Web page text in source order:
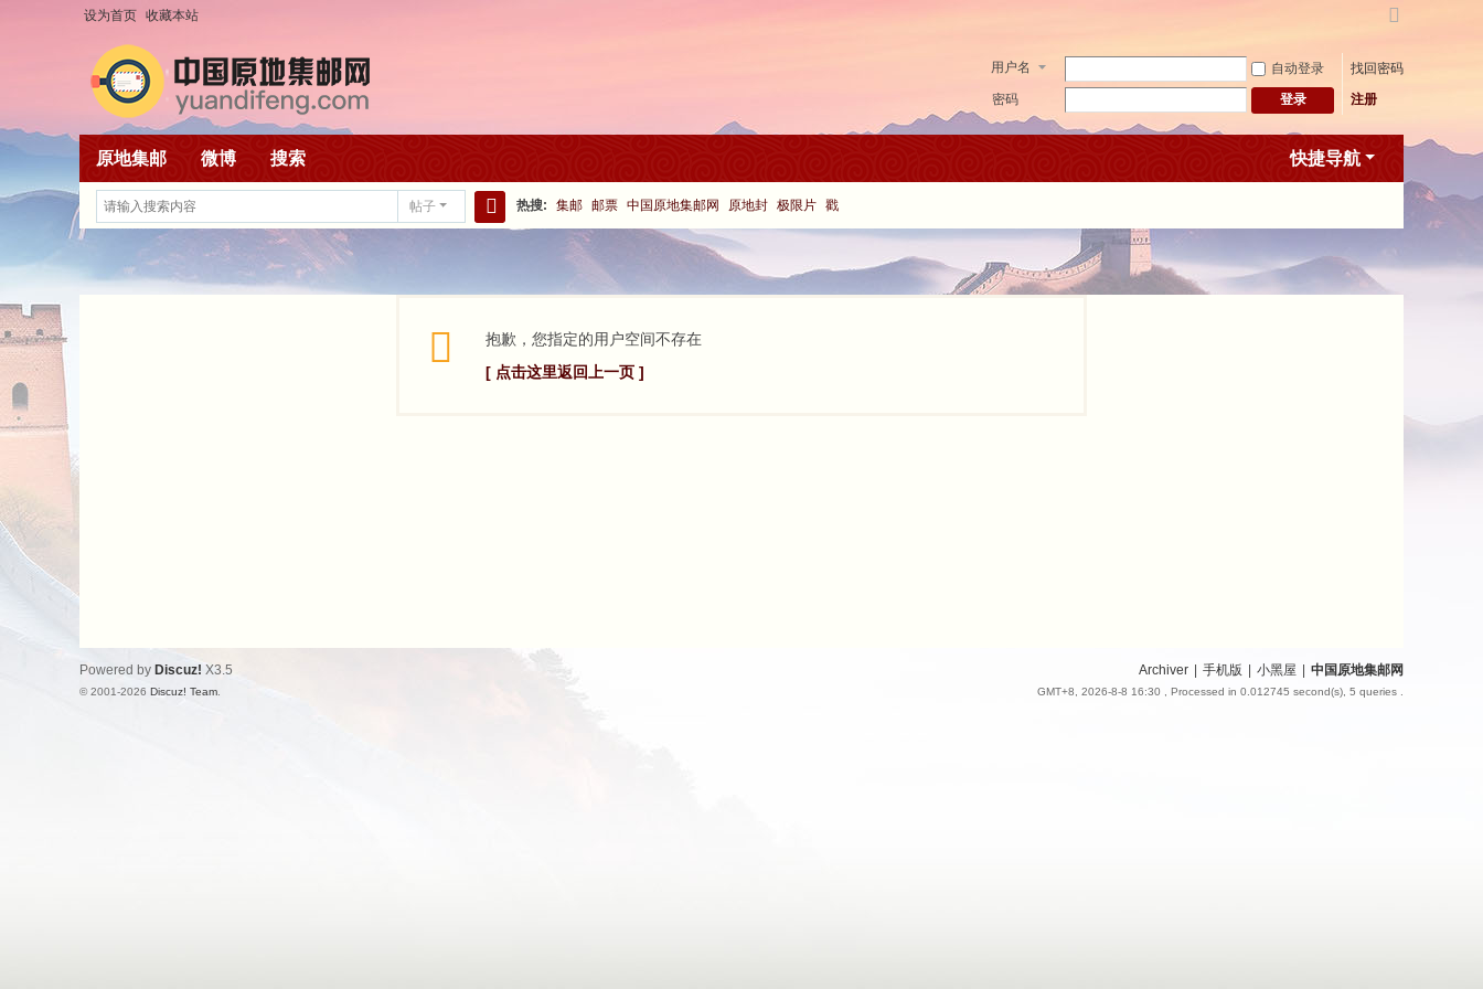
设为首页 收藏本站
到
用户名 自动登录
找回密码
密码
登录 注册
快捷导航
原地集邮 微博 搜索
帖子 热搜: 集邮 邮票 中国原地集邮网 原地封 极限片 戳
抱歉，您指定的用户空间不存在
[ 点击这里返回上一页 ]
Archiver 手机版 小黑屋 中国原地集邮网
GMT+8, 2026-8-8 16:30 , Processed in 0.012745 second(s), 5 queries .
Powered by Discuz! X3.5
© 2001-2026 Discuz! Team